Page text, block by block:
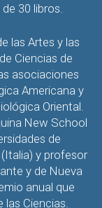
30 libros.
las Artes y las
Ciencias de
asociaciones
Americana y
Oriental.
New School
de
y profesor
y de Nueva
anual que
las Ciencias.